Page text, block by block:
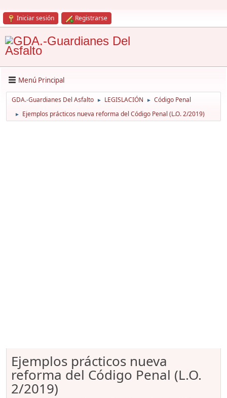
Iniciar sesión Registrarse
Menú Principal
GDA.-Guardianes Del Asfalto ► LEGISLACIÓN ► Código Penal
► Ejemplos prácticos nueva reforma del Código Penal (L.O. 2/2019)
Ejemplos prácticos nueva
reforma del Código Penal (L.O.
2/2019)